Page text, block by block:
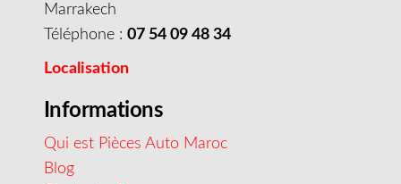
Marrakech
Téléphone : 07 54 09 48 34
Localisation
Informations
Qui est Pièces Auto Maroc
Blog